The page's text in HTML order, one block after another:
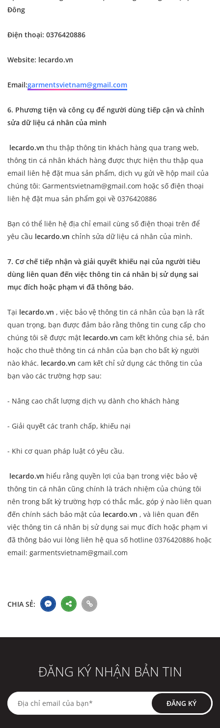
Đông
Điện thoại: 0376420886
Website: lecardo.vn
Email:garmentsvietnam@gmail.com
6. Phương tiện và công cụ để người dùng tiếp cận và chỉnh
sửa dữ liệu cá nhân của mình
lecardo.vn thu thập thông tin khách hàng qua trang web,
thông tin cá nhân khách hàng được thực hiện thu thập qua
email liên hệ đặt mua sản phẩm, dịch vụ gửi về hộp mail của
chúng tôi: Garmentsvietnam@gmail.com hoặc số điện thoại
liên hệ đặt mua sản phẩm gọi về 0376420886
Bạn có thể liên hệ địa chỉ email cùng số điện thoại trên để
yêu cầu lecardo.vn chỉnh sửa dữ liệu cá nhân của mình.
7. Cơ chế tiếp nhận và giải quyết khiếu nại của người tiêu
dùng liên quan đến việc thông tin cá nhân bị sử dụng sai
mục đích hoặc phạm vi đã thông báo.
Tại lecardo.vn , việc bảo vệ thông tin cá nhân của bạn là rất
quan trọng, bạn được đảm bảo rằng thông tin cung cấp cho
chúng tôi sẽ được mật lecardo.vn cam kết không chia sẻ, bán
hoặc cho thuê thông tin cá nhân của bạn cho bất kỳ người
nào khác. lecardo.vn cam kết chỉ sử dụng các thông tin của
bạn vào các trường hợp sau:
- Nâng cao chất lượng dịch vụ dành cho khách hàng
- Giải quyết các tranh chấp, khiếu nại
- Khi cơ quan pháp luật có yêu cầu.
lecardo.vn hiểu rằng quyền lợi của bạn trong việc bảo vệ
thông tin cá nhân cũng chính là trách nhiệm của chúng tôi
nên trong bất kỳ trường hợp có thắc mắc, góp ý nào liên quan
đến chính sách bảo mật của lecardo.vn , và liên quan đến
việc thông tin cá nhân bị sử dụng sai mục đích hoặc phạm vi
đã thông báo vui lòng liên hệ qua số hotline 0376420886 hoặc
email: garmentsvietnam@gmail.com
CHIA SẺ:
ĐĂNG KÝ NHẬN BẢN TIN
ĐĂNG KÝ